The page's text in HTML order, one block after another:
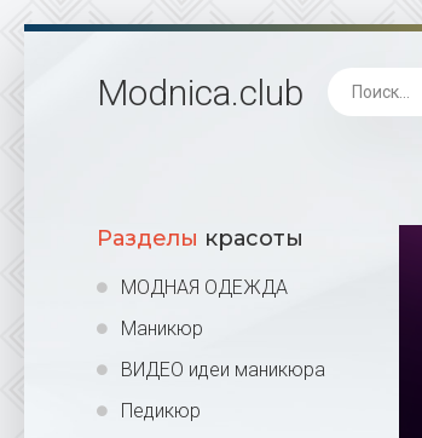
Modnica.club
Разделы красоты
МОДНАЯ ОДЕЖДА
Маникюр
ВИДЕО идеи маникюра
Педикюр